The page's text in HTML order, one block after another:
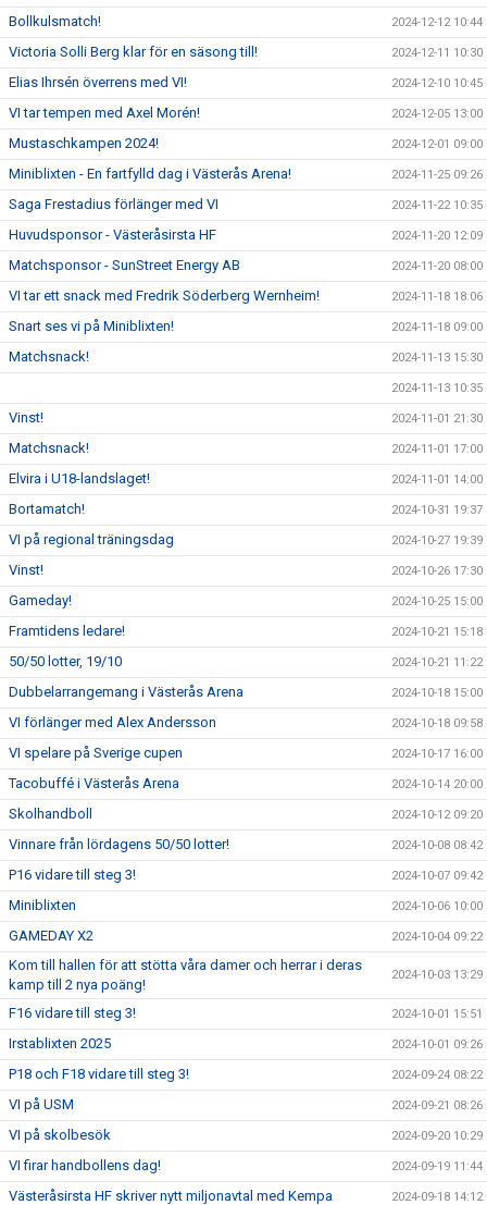
Bollkulsmatch! 2024-12-12 10:44
Victoria Solli Berg klar för en säsong till! 2024-12-11 10:30
Elias Ihrsén överrens med VI! 2024-12-10 10:45
VI tar tempen med Axel Morén! 2024-12-05 13:00
Mustaschkampen 2024! 2024-12-01 09:00
Miniblixten - En fartfylld dag i Västerås Arena! 2024-11-25 09:26
Saga Frestadius förlänger med VI 2024-11-22 10:35
Huvudsponsor - Västeråsirsta HF 2024-11-20 12:09
Matchsponsor - SunStreet Energy AB 2024-11-20 08:00
VI tar ett snack med Fredrik Söderberg Wernheim! 2024-11-18 18:06
Snart ses vi på Miniblixten! 2024-11-18 09:00
Matchsnack! 2024-11-13 15:30
2024-11-13 10:35
Vinst! 2024-11-01 21:30
Matchsnack! 2024-11-01 17:00
Elvira i U18-landslaget! 2024-11-01 14:00
Bortamatch! 2024-10-31 19:37
VI på regional träningsdag 2024-10-27 19:39
Vinst! 2024-10-26 17:30
Gameday! 2024-10-25 15:00
Framtidens ledare! 2024-10-21 15:18
50/50 lotter, 19/10 2024-10-21 11:22
Dubbelarrangemang i Västerås Arena 2024-10-18 15:00
VI förlänger med Alex Andersson 2024-10-18 09:58
VI spelare på Sverige cupen 2024-10-17 16:00
Tacobuffé i Västerås Arena 2024-10-14 20:00
Skolhandboll 2024-10-12 09:20
Vinnare från lördagens 50/50 lotter! 2024-10-08 08:42
P16 vidare till steg 3! 2024-10-07 09:42
Miniblixten 2024-10-06 10:00
GAMEDAY X2 2024-10-04 09:22
Kom till hallen för att stötta våra damer och herrar i deras
kamp till 2 nya poäng!
2024-10-03 13:29
F16 vidare till steg 3! 2024-10-01 15:51
Irstablixten 2025 2024-10-01 09:26
P18 och F18 vidare till steg 3! 2024-09-24 08:22
VI på USM 2024-09-21 08:26
VI på skolbesök 2024-09-20 10:29
VI firar handbollens dag! 2024-09-19 11:44
Västeråsirsta HF skriver nytt miljonavtal med Kempa 2024-09-18 14:12